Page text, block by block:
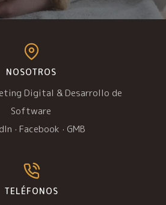
NOSOTROS
Digital & Desarrollo de
Software
· Facebook · GMB
TELÉFONOS